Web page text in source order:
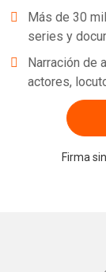
Más de 30
series y
Narración de
actores,
Firma